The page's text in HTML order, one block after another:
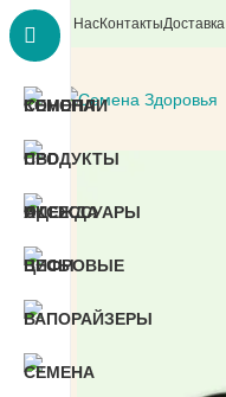
О НасКонтактыДоставка